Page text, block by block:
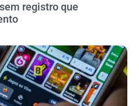
registro que